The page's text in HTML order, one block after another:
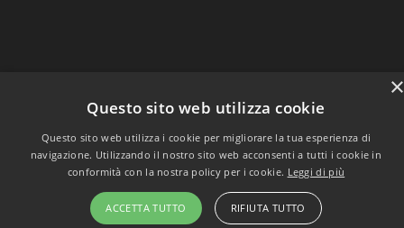
Copyright © 2021
Questo sito web utilizza cookie
Questo sito web utilizza i cookie per migliorare la tua esperienza di
navigazione. Utilizzando il nostro sito web acconsenti a tutti i cookie in
conformità con la nostra policy per i cookie. Leggi di più
ACCETTA TUTTO RIFIUTA TUTTO
×